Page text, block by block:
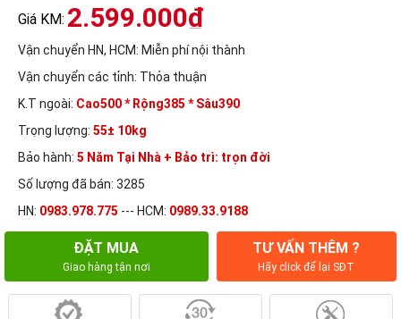
Giá KM: 2.599.000₫
Vận chuyển HN, HCM: Miễn phí nội thành
Vận chuyển các tỉnh: Thỏa thuận
K.T ngoài: Cao500 * Rộng385 * Sâu390
Trọng lượng: 55± 10kg
Bảo hành: 5 Năm Tại Nhà + Bảo trì: trọn đời
Số lượng đã bán: 3285
HN: 0983.978.775 --- HCM: 0989.33.9188
ĐẶT MUA
Giao hàng tận nơi
TƯ VẤN THÊM ?
Hãy click để lại SĐT